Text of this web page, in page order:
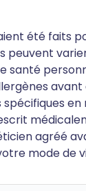
été faits
peuvent
santé
agréé
mode de